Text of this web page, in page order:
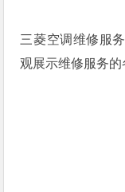
三菱空调维修服
观展示维修服务的